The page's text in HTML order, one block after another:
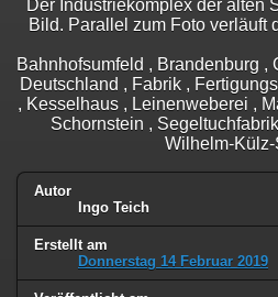
Der Industriekomplex der alten
Bild. Parallel zum Foto verläuft
Bahnhofsumfeld , Brandenburg ,
Deutschland , Fabrik ,
, Kesselhaus , Leinenweberei ,
Schornstein ,
Wilhelm-
Autor
Ingo Teich
Erstellt am
Donnerstag 14 Februar 2019